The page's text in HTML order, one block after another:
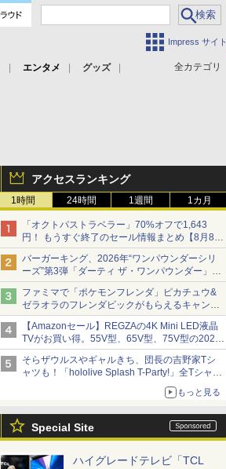
Impress サイト
全カテゴリ
エンタメ
グッズ
アクセスランキング
1時間 24時間 1週間 1カ月
「オクトパストラベラー」70%オフで1,643
円！ もうすぐ終了のセール情報まとめ【8月8日
更新】
ニンテンドーeショップでは「大神 絶景版」が
67%オフで990円
バーガーキング、2026年“ワンパウンダーシリ
ーズ”第3弾「ダーティ ザ・ワンパウンダー」を
8月7日発売
「特製ガーリックマヨソース」を使用した超大
型チーズバーガー
ファミマで「ポケモンフレンダ」ピカチュウ&
ゼラオラのフレンダピックがもらえるキャンペ
ーン開催！
【Amazonセール】REGZAの4K Mini LED液晶
TVがお買い得。55V型、65V型、75V型の2026
年モデルがラインナップ
そらザウルスやギャルきち、団長の吉野家Tシ
ャツも！「hololive Splash T-Party!」全Tシャツ
ラインナップ公開＆オンライン販売開始
もっと見る
Special Site
ハイグレードテレビ「TCL